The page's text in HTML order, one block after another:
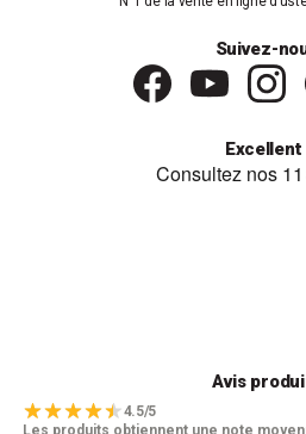
Suivez-
Excellent
Avis
4.5/5
Les produits obtiennent une note